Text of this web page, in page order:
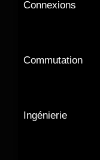
Connexions
Commutation
Ingénierie